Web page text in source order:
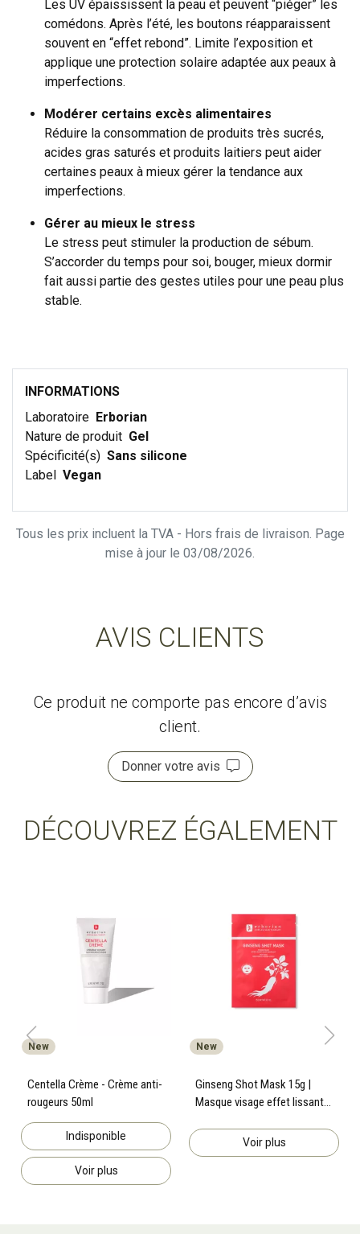
Les UV épaississent la peau et peuvent “piéger” les
comédons. Après l’été, les boutons réapparaissent
souvent en “effet rebond”. Limite l’exposition et
applique une protection solaire adaptée aux peaux à
imperfections.
Modérer certains excès alimentaires
Réduire la consommation de produits très sucrés,
acides gras saturés et produits laitiers peut aider
certaines peaux à mieux gérer la tendance aux
imperfections.
Gérer au mieux le stress
Le stress peut stimuler la production de sébum.
S’accorder du temps pour soi, bouger, mieux dormir
fait aussi partie des gestes utiles pour une peau plus
stable.
INFORMATIONS
Laboratoire Erborian
Nature de produit Gel
Spécificité(s) Sans silicone
Label Vegan
Tous les prix incluent la TVA - Hors frais de livraison. Page
mise à jour le 03/08/2026.
AVIS CLIENTS
Ce produit ne comporte pas encore d’avis
client.
Donner votre avis
DÉCOUVREZ ÉGALEMENT
New
Centella Crème - Crème anti-
rougeurs 50ml
Indisponible
Voir plus
New
Ginseng Shot Mask 15g |
Masque visage effet lissant
Voir plus